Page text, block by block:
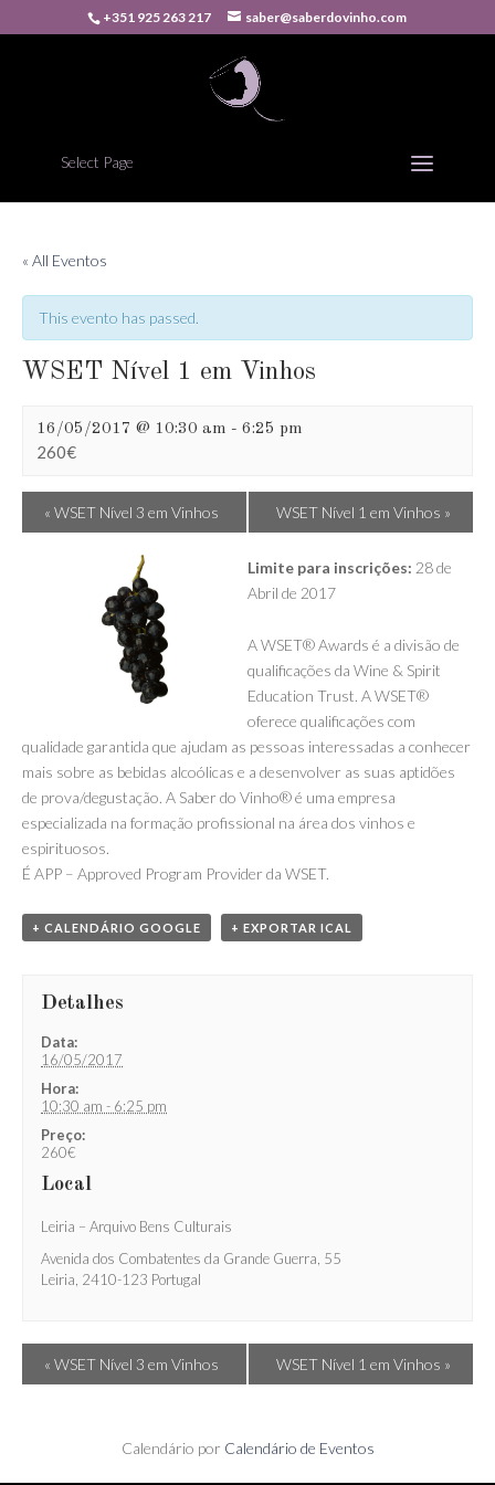
+351 925 263 217 saber@saberdovinho.com
Select Page
« All Eventos
This evento has passed.
WSET Nível 1 em Vinhos
16/05/2017 @ 10:30 am - 6:25 pm
260€
Evento
Navigation
« WSET Nível 3 em Vinhos WSET Nível 1 em Vinhos »
Limite para inscrições: 28 de
Abril de 2017
A WSET® Awards é a divisão de
qualificações da Wine & Spirit
Education Trust. A WSET®
oferece qualificações com
qualidade garantida que ajudam as pessoas interessadas a conhecer
mais sobre as bebidas alcoólicas e a desenvolver as suas aptidões
de prova/degustação. A Saber do Vinho® é uma empresa
especializada na formação profissional na área dos vinhos e
espirituosos.
É APP – Approved Program Provider da WSET.
+ CALENDÁRIO GOOGLE + EXPORTAR ICAL
Detalhes
Data:
16/05/2017
Hora:
10:30 am - 6:25 pm
Preço:
260€
Local
Leiria – Arquivo Bens Culturais
Avenida dos Combatentes da Grande Guerra, 55
Leiria, 2410-123 Portugal
Evento
Navigation
« WSET Nível 3 em Vinhos WSET Nível 1 em Vinhos »
Calendário por Calendário de Eventos